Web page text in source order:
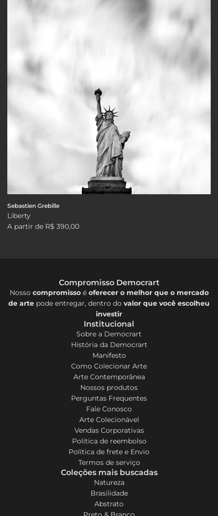
Sebastien Grebille
Liberty
A partir de R$ 390,00
Compromisso Democrart
Nosso compromisso é oferecer o melhor que o mercado
de arte pode entregar, dentro do valor que você escolheu
investir
Institucional
Sobre a Democrart
História da Democrart
Manifesto
Como Colecionar Arte
Arte Contemporânea
Nossos produtos
Perguntas Frequentes
Fale Conosco
Arte Colecionável
Vendas Corporativas
Política de reembolso
Política de frete e Envio
Termos de serviço
Coleções mais buscadas
Natureza
Brasilidade
Abstrato